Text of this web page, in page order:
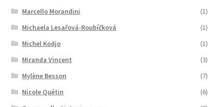
Marcello Morandini
(1)
Michaela Lesařová-Roubíčková
(1)
Michel Kodjo
(1)
Miranda Vincent
(3)
Mylène Besson
(7)
Nicole Quétin
(6)